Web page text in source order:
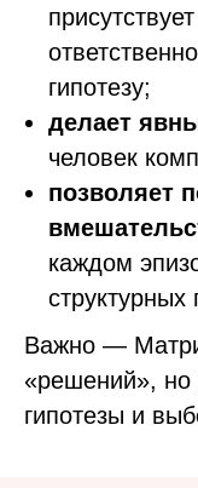
гипотезу;
делает
человек
позволяет
каждом
структурных
Важно —
«решений», но
гипотезы и